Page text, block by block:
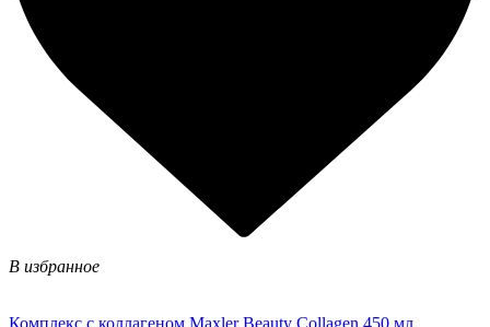
В избранное
Комплекс с коллагеном Maxler Beauty Collagen 450 мл